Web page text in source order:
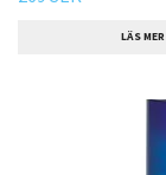
LÄS MER